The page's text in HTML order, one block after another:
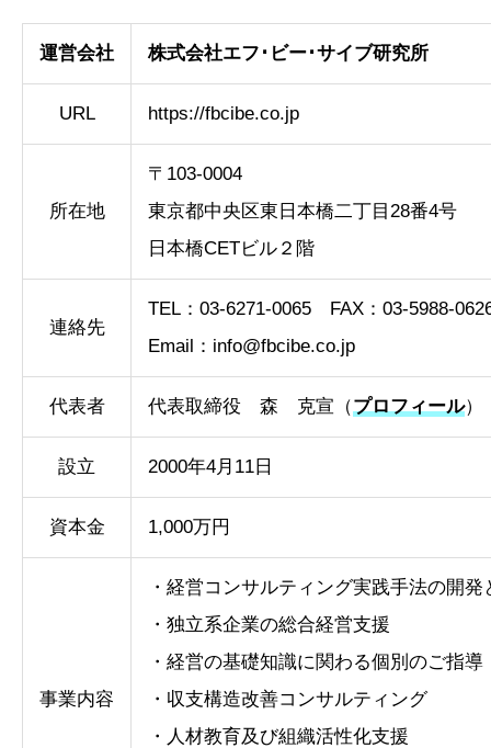
運営会社 株式会社エフ･ビー･サイブ研究所
URL https://fbcibe.co.jp
所在地
〒103-0004
東京都中央区東日本橋二丁目28番4号
日本橋CETビル２階
連絡先
TEL：03-6271-0065 FAX：03-5988-
Email： info@fbcibe.co.jp
代表者 代表取締役 森 克宣（プロフィール）
設立 2000年4月11日
資本金 1,000万円
事業内容
・経営コンサルティング実践手法の開発
・独立系企業の総合経営支援
・経営の基礎知識に関わる個別のご指導
・収支構造改善コンサルティング
・人材教育及び組織活性化支援